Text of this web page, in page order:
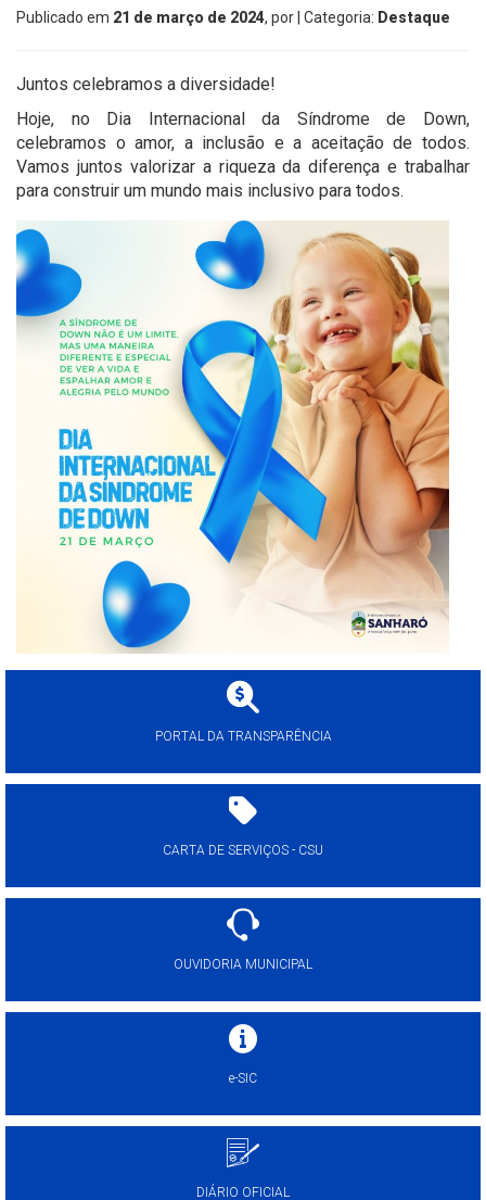
Publicado em 21 de março de 2024, por | Categoria: Destaque
Juntos celebramos a diversidade!
Hoje, no Dia Internacional da Síndrome de Down,
celebramos o amor, a inclusão e a aceitação de todos.
Vamos juntos valorizar a riqueza da diferença e trabalhar
para construir um mundo mais inclusivo para todos.
PORTAL DA TRANSPARÊNCIA
CARTA DE SERVIÇOS - CSU
OUVIDORIA MUNICIPAL
e-SIC
DIÁRIO OFICIAL